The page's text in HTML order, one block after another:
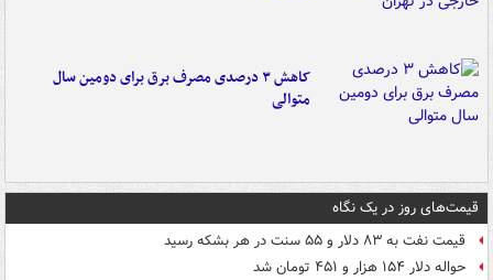
کاهش ۳ درصدی مصرف برق برای دومین سال
متوالی
قیمت‌های روز در یک نگاه
قیمت نفت به ۸۳ دلار و ۵۵ سنت در هر بشکه رسید
حواله دلار ۱۵۴ هزار و ۴۵۱ تومان شد